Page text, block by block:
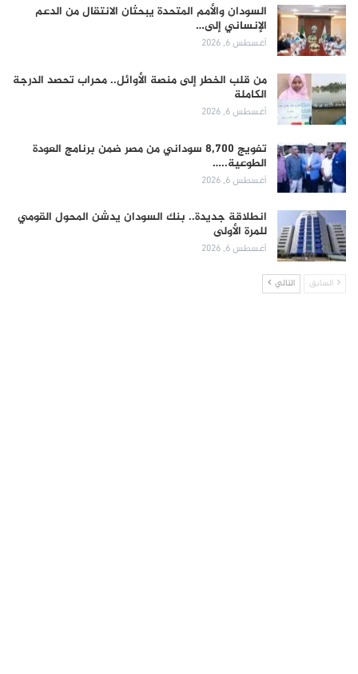
السودان والأمم المتحدة يبحثان الانتقال من الدعم
الإنساني إلى…
أغسطس 6, 2026
من قلب الخطر إلى منصة الأوائل.. محراب تحصد الدرجة
الكاملة
أغسطس 6, 2026
تفويج 8,700 سوداني من مصر ضمن برنامج العودة
الطوعية..…
أغسطس 6, 2026
انطلاقة جديدة.. بنك السودان يدشن المحول القومي
للمرة الأولى
أغسطس 6, 2026
السابق التالي